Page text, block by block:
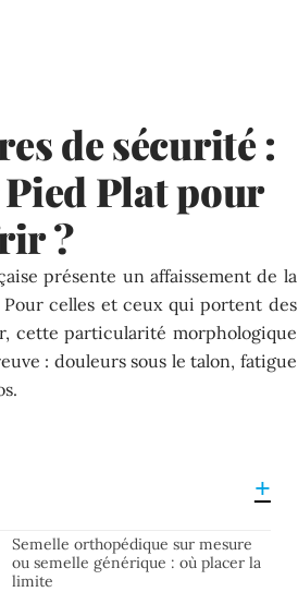
de sécurité :
Plat pour
?
présente un affaissement de la
celles et ceux qui portent des
cette particularité morphologique
: douleurs sous le talon, fatigue
Semelle orthopédique sur mesure
ou semelle générique : où placer la
limite